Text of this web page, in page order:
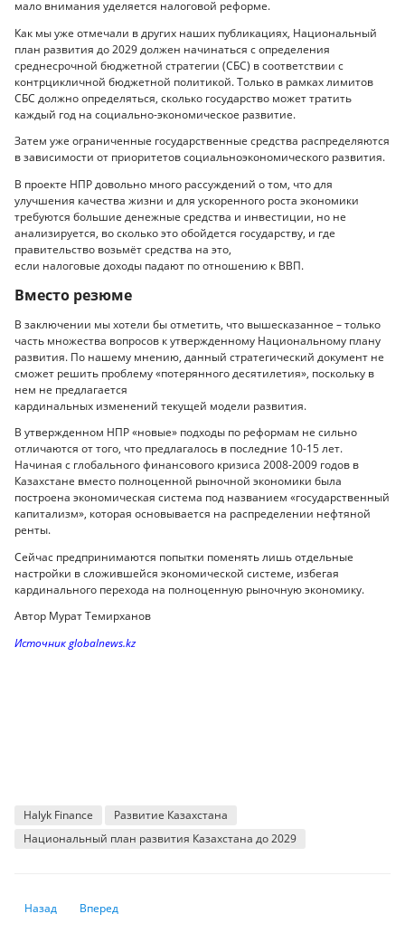
мало внимания уделяется налоговой реформе.
Как мы уже отмечали в других наших публикациях, Национальный
план развития до 2029 должен начинаться с определения
среднесрочной бюджетной стратегии (СБС) в соответствии с
контрцикличной бюджетной политикой. Только в рамках лимитов
СБС должно определяться, сколько государство может тратить
каждый год на социально-экономическое развитие.
Затем уже ограниченные государственные средства распределяются
в зависимости от приоритетов социальноэкономического развития.
В проекте НПР довольно много рассуждений о том, что для
улучшения качества жизни и для ускоренного роста экономики
требуются большие денежные средства и инвестиции, но не
анализируется, во сколько это обойдется государству, и где
правительство возьмёт средства на это,
если налоговые доходы падают по отношению к ВВП.
Вместо резюме
В заключении мы хотели бы отметить, что вышесказанное – только
часть множества вопросов к утвержденному Национальному плану
развития. По нашему мнению, данный стратегический документ не
сможет решить проблему «потерянного десятилетия», поскольку в
нем не предлагается
кардинальных изменений текущей модели развития.
В утвержденном НПР «новые» подходы по реформам не сильно
отличаются от того, что предлагалось в последние 10-15 лет.
Начиная с глобального финансового кризиса 2008-2009 годов в
Казахстане вместо полноценной рыночной экономики была
построена экономическая система под названием «государственный
капитализм», которая основывается на распределении нефтяной
ренты.
Сейчас предпринимаются попытки поменять лишь отдельные
настройки в сложившейся экономической системе, избегая
кардинального перехода на полноценную рыночную экономику.
Автор Мурат Темирханов
Источник globalnews.kz
Halyk Finance
Развитие Казахстана
Национальный план развития Казахстана до 2029
Предыдущий: Автомобили старше 20 лет уйдут с авторынка
Назад Следующий: Экономист предупредил: почти 24%
Вперед